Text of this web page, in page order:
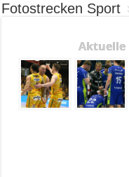
Fotostrecken Sport
Aktuelle